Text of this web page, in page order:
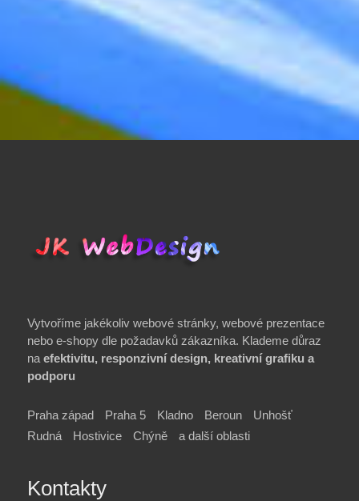
Vytvoříme jakékoliv webové stránky, webové prezentace
nebo e-shopy dle požadavků zákazníka. Klademe důraz
na efektivitu, responzivní design, kreativní grafiku a
podporu
Praha západ Praha 5 Kladno Beroun
Unhošť
Rudná
Hostivice Chýně a další oblasti
Kontakty